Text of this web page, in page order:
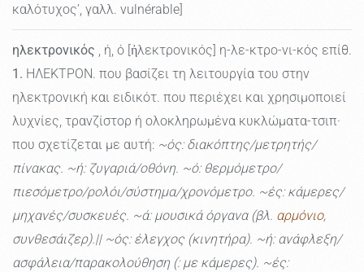
καλότυχος’, γαλλ. vulnérable]
ηλεκτρονικός , ή, ό [ἠλεκτρονικός] η-λε-κτρο-νι-κός επίθ.
1. ΗΛΕΚΤΡΟΝ. που βασίζει τη λειτουργία του στην
ηλεκτρονική και ειδικότ. που περιέχει και χρησιμοποιεί
λυχνίες, τρανζίστορ ή ολοκληρωμένα κυκλώματα-τσιπ·
που σχετίζεται με αυτή: ~ός: διακόπτης/μετρητής/
πίνακας. ~ή: ζυγαριά/οθόνη. ~ό: θερμόμετρο/
πιεσόμετρο/ρολόι/σύστημα/χρονόμετρο. ~ές: κάμερες/
μηχανές/συσκευές. ~ά: μουσικά όργανα (βλ. αρμόνιο,
συνθεσάιζερ).|| ~ός: έλεγχος (κινητήρα). ~ή: ανάφλεξη/
ασφάλεια/παρακολούθηση (: με κάμερες). ~ές: